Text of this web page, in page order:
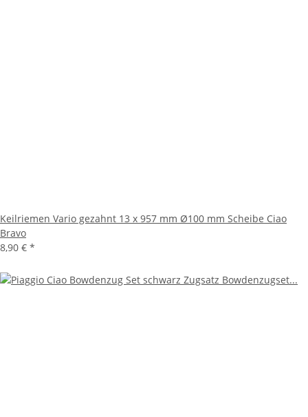
Keilriemen Vario gezahnt 13 x 957 mm Ø100 mm Scheibe Ciao
Bravo
8,90 € *